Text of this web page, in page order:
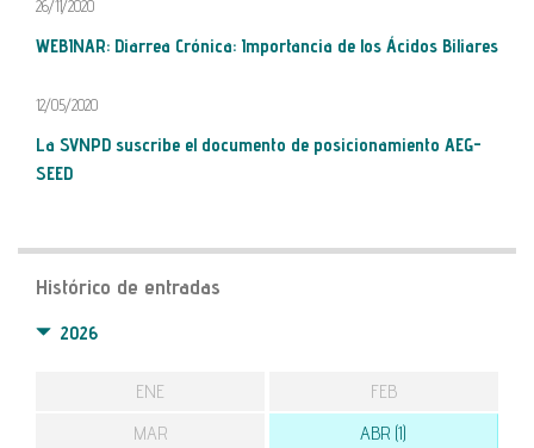
26/11/2020
WEBINAR: Diarrea Crónica: Importancia de los Ácidos Biliares
12/05/2020
La SVNPD suscribe el documento de posicionamiento AEG-
SEED
Histórico de entradas
2026
ENE
FEB
MAR
ABR (1)